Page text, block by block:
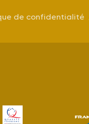
de confidentialité